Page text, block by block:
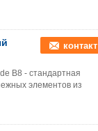
контакт
B8 - стандартная
элементов из